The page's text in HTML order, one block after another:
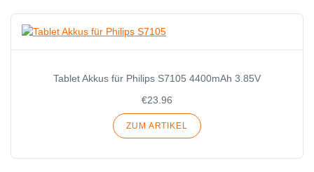
Tablet Akkus für Philips S7105 4400mAh 3.85V
€23.96
ZUM ARTIKEL